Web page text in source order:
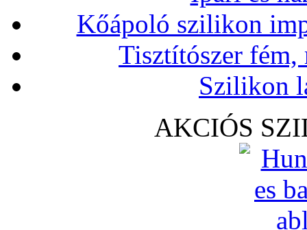
Kőápoló szilikon
Tisztítószer
Szilikon
AKCIÓS